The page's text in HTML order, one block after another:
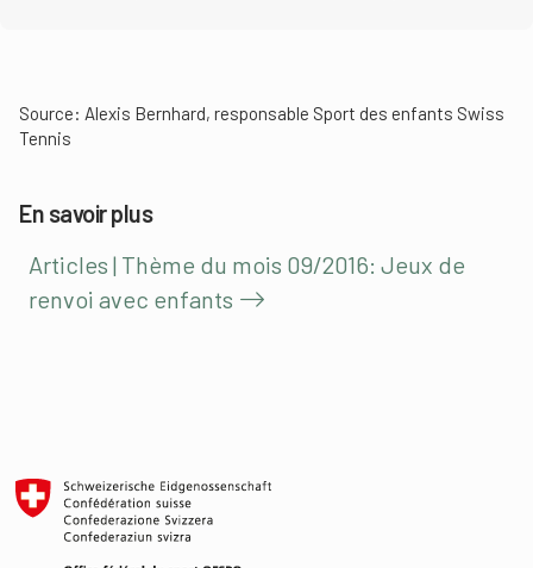
Source: Alexis Bernhard, responsable Sport des enfants Swiss
Tennis
En savoir plus
Articles | Thème du mois 09/2016: Jeux de
renvoi avec enfants